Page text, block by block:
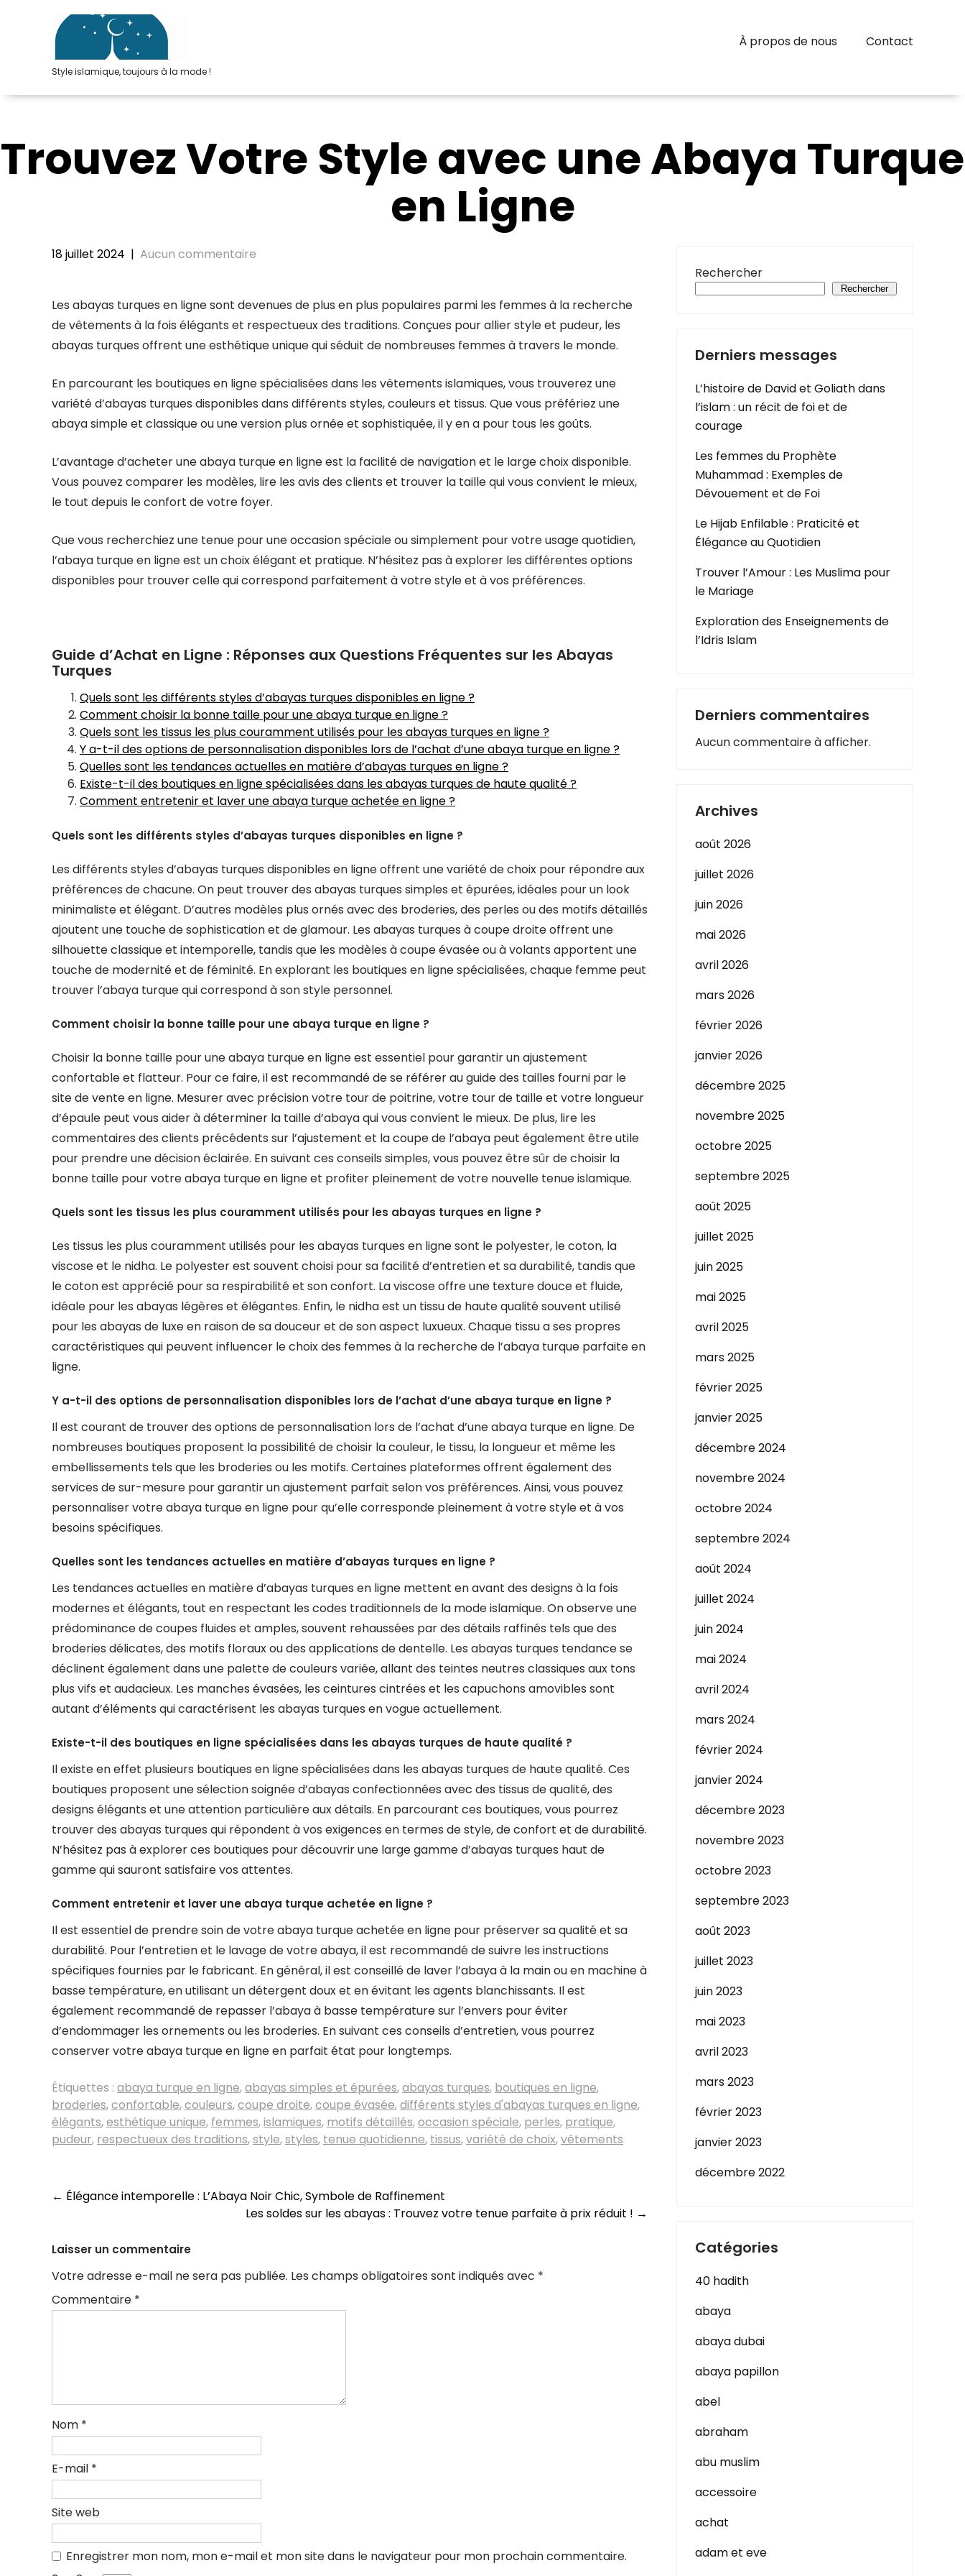
Style islamique, toujours à la mode !
À propos de nous Contact
Trouvez Votre Style avec une Abaya Turque
en Ligne
18 juillet 2024 | Aucun commentaire
Les abayas turques en ligne sont devenues de plus en plus populaires parmi les femmes à la recherche
de vêtements à la fois élégants et respectueux des traditions. Conçues pour allier style et pudeur, les
abayas turques offrent une esthétique unique qui séduit de nombreuses femmes à travers le monde.
En parcourant les boutiques en ligne spécialisées dans les vêtements islamiques, vous trouverez une
variété d’abayas turques disponibles dans différents styles, couleurs et tissus. Que vous préfériez une
abaya simple et classique ou une version plus ornée et sophistiquée, il y en a pour tous les goûts.
L’avantage d’acheter une abaya turque en ligne est la facilité de navigation et le large choix disponible.
Vous pouvez comparer les modèles, lire les avis des clients et trouver la taille qui vous convient le mieux,
le tout depuis le confort de votre foyer.
Que vous recherchiez une tenue pour une occasion spéciale ou simplement pour votre usage quotidien,
l’abaya turque en ligne est un choix élégant et pratique. N’hésitez pas à explorer les différentes options
disponibles pour trouver celle qui correspond parfaitement à votre style et à vos préférences.
Guide d’Achat en Ligne : Réponses aux Questions Fréquentes sur les Abayas
Turques
Quels sont les différents styles d’abayas turques disponibles en ligne ?
Comment choisir la bonne taille pour une abaya turque en ligne ?
Quels sont les tissus les plus couramment utilisés pour les abayas turques en ligne ?
Y a-t-il des options de personnalisation disponibles lors de l’achat d’une abaya turque en ligne ?
Quelles sont les tendances actuelles en matière d’abayas turques en ligne ?
Existe-t-il des boutiques en ligne spécialisées dans les abayas turques de haute qualité ?
Comment entretenir et laver une abaya turque achetée en ligne ?
Quels sont les différents styles d’abayas turques disponibles en ligne ?
Les différents styles d’abayas turques disponibles en ligne offrent une variété de choix pour répondre aux
préférences de chacune. On peut trouver des abayas turques simples et épurées, idéales pour un look
minimaliste et élégant. D’autres modèles plus ornés avec des broderies, des perles ou des motifs détaillés
ajoutent une touche de sophistication et de glamour. Les abayas turques à coupe droite offrent une
silhouette classique et intemporelle, tandis que les modèles à coupe évasée ou à volants apportent une
touche de modernité et de féminité. En explorant les boutiques en ligne spécialisées, chaque femme peut
trouver l’abaya turque qui correspond à son style personnel.
Comment choisir la bonne taille pour une abaya turque en ligne ?
Choisir la bonne taille pour une abaya turque en ligne est essentiel pour garantir un ajustement
confortable et flatteur. Pour ce faire, il est recommandé de se référer au guide des tailles fourni par le
site de vente en ligne. Mesurer avec précision votre tour de poitrine, votre tour de taille et votre longueur
d’épaule peut vous aider à déterminer la taille d’abaya qui vous convient le mieux. De plus, lire les
commentaires des clients précédents sur l’ajustement et la coupe de l’abaya peut également être utile
pour prendre une décision éclairée. En suivant ces conseils simples, vous pouvez être sûr de choisir la
bonne taille pour votre abaya turque en ligne et profiter pleinement de votre nouvelle tenue islamique.
Quels sont les tissus les plus couramment utilisés pour les abayas turques en ligne ?
Les tissus les plus couramment utilisés pour les abayas turques en ligne sont le polyester, le coton, la
viscose et le nidha. Le polyester est souvent choisi pour sa facilité d’entretien et sa durabilité, tandis que
le coton est apprécié pour sa respirabilité et son confort. La viscose offre une texture douce et fluide,
idéale pour les abayas légères et élégantes. Enfin, le nidha est un tissu de haute qualité souvent utilisé
pour les abayas de luxe en raison de sa douceur et de son aspect luxueux. Chaque tissu a ses propres
caractéristiques qui peuvent influencer le choix des femmes à la recherche de l’abaya turque parfaite en
ligne.
Y a-t-il des options de personnalisation disponibles lors de l’achat d’une abaya turque en ligne ?
Il est courant de trouver des options de personnalisation lors de l’achat d’une abaya turque en ligne. De
nombreuses boutiques proposent la possibilité de choisir la couleur, le tissu, la longueur et même les
embellissements tels que les broderies ou les motifs. Certaines plateformes offrent également des
services de sur-mesure pour garantir un ajustement parfait selon vos préférences. Ainsi, vous pouvez
personnaliser votre abaya turque en ligne pour qu’elle corresponde pleinement à votre style et à vos
besoins spécifiques.
Quelles sont les tendances actuelles en matière d’abayas turques en ligne ?
Les tendances actuelles en matière d’abayas turques en ligne mettent en avant des designs à la fois
modernes et élégants, tout en respectant les codes traditionnels de la mode islamique. On observe une
prédominance de coupes fluides et amples, souvent rehaussées par des détails raffinés tels que des
broderies délicates, des motifs floraux ou des applications de dentelle. Les abayas turques tendance se
déclinent également dans une palette de couleurs variée, allant des teintes neutres classiques aux tons
plus vifs et audacieux. Les manches évasées, les ceintures cintrées et les capuchons amovibles sont
autant d’éléments qui caractérisent les abayas turques en vogue actuellement.
Existe-t-il des boutiques en ligne spécialisées dans les abayas turques de haute qualité ?
Il existe en effet plusieurs boutiques en ligne spécialisées dans les abayas turques de haute qualité. Ces
boutiques proposent une sélection soignée d’abayas confectionnées avec des tissus de qualité, des
designs élégants et une attention particulière aux détails. En parcourant ces boutiques, vous pourrez
trouver des abayas turques qui répondent à vos exigences en termes de style, de confort et de durabilité.
N’hésitez pas à explorer ces boutiques pour découvrir une large gamme d’abayas turques haut de
gamme qui sauront satisfaire vos attentes.
Comment entretenir et laver une abaya turque achetée en ligne ?
Il est essentiel de prendre soin de votre abaya turque achetée en ligne pour préserver sa qualité et sa
durabilité. Pour l’entretien et le lavage de votre abaya, il est recommandé de suivre les instructions
spécifiques fournies par le fabricant. En général, il est conseillé de laver l’abaya à la main ou en machine à
basse température, en utilisant un détergent doux et en évitant les agents blanchissants. Il est
également recommandé de repasser l’abaya à basse température sur l’envers pour éviter
d’endommager les ornements ou les broderies. En suivant ces conseils d’entretien, vous pourrez
conserver votre abaya turque en ligne en parfait état pour longtemps.
Étiquettes : abaya turque en ligne,abayas simples et épurées,abayas turques, boutiques en ligne,
broderies,confortable,couleurs,coupe droite,coupe évasée,différents styles d'abayas turques en ligne,
élégants,esthétique unique, femmes,islamiques, motifs détaillés,occasion spéciale, perles, pratique,
pudeur, respectueux des traditions,style,styles, tenue quotidienne, tissus,variété de choix,vêtements
Navigation
articles
← Élégance intemporelle : L’Abaya Noir Chic, Symbole de Raffinement
Les soldes sur les abayas : Trouvez votre tenue parfaite à prix réduit ! →
Laisser un commentaire
Votre adresse e-mail ne sera pas publiée. Les champs obligatoires sont indiqués avec *
Commentaire *
Nom *
E-mail *
Site web
Enregistrer mon nom, mon e-mail et mon site dans le navigateur pour mon prochain commentaire.
Rechercher
Rechercher
Derniers messages
L’histoire de David et Goliath dans
l’islam : un récit de foi et de
courage
Les femmes du Prophète
Muhammad : Exemples de
Dévouement et de Foi
Le Hijab Enfilable : Praticité et
Élégance au Quotidien
Trouver l’Amour : Les Muslima pour
le Mariage
Exploration des Enseignements de
l’Idris Islam
Derniers commentaires
Aucun commentaire à afficher.
Archives
août 2026
juillet 2026
juin 2026
mai 2026
avril 2026
mars 2026
février 2026
janvier 2026
décembre 2025
novembre 2025
octobre 2025
septembre 2025
août 2025
juillet 2025
juin 2025
mai 2025
avril 2025
mars 2025
février 2025
janvier 2025
décembre 2024
novembre 2024
octobre 2024
septembre 2024
août 2024
juillet 2024
juin 2024
mai 2024
avril 2024
mars 2024
février 2024
janvier 2024
décembre 2023
novembre 2023
octobre 2023
septembre 2023
août 2023
juillet 2023
juin 2023
mai 2023
avril 2023
mars 2023
février 2023
janvier 2023
décembre 2022
Catégories
40 hadith
abaya
abaya dubai
abaya papillon
abel
abraham
abu muslim
accessoire
achat
adam et eve